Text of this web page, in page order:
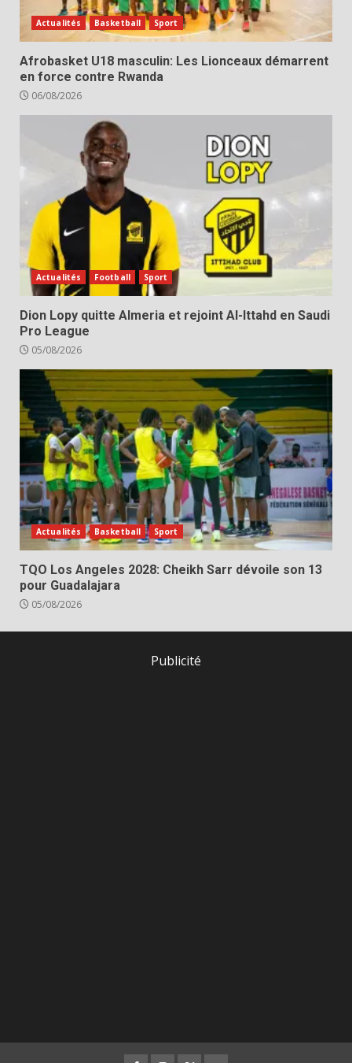
Actualités Basketball Sport
Afrobasket U18 masculin: Les Lionceaux démarrent
en force contre Rwanda
06/08/2026
Actualités Football Sport
Dion Lopy quitte Almeria et rejoint Al-Ittahd en Saudi
Pro League
05/08/2026
Actualités Basketball Sport
TQO Los Angeles 2028: Cheikh Sarr dévoile son 13
pour Guadalajara
05/08/2026
Publicité